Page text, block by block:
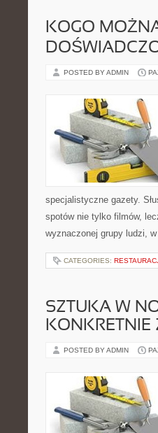
KOGO
POSTED BY ADMIN
specjalistyczne gazety.
spotów nie tylko filmów,
wyznaczonej grupy ludzi,
CATEGORIES:
SZTUKA W
POSTED BY ADMIN